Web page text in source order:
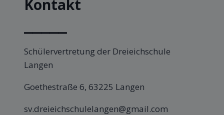
Kontakt
Schülervertretung der Dreieichschule
Langen
Goethestraße 6, 63225 Langen
sv.dreieichschulelangen@gmail.com